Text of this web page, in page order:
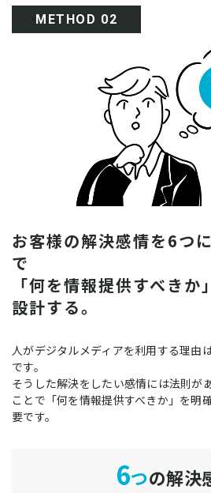
METHOD 02
お客様の解決感情を6つ
で
「何を情報提供すべきか
設計する。
人がデジタルメディアを利用する理由
です。
そうした解決をしたい感情には法則が
ことで「何を情報提供すべきか」を明
要です。
6つの解決